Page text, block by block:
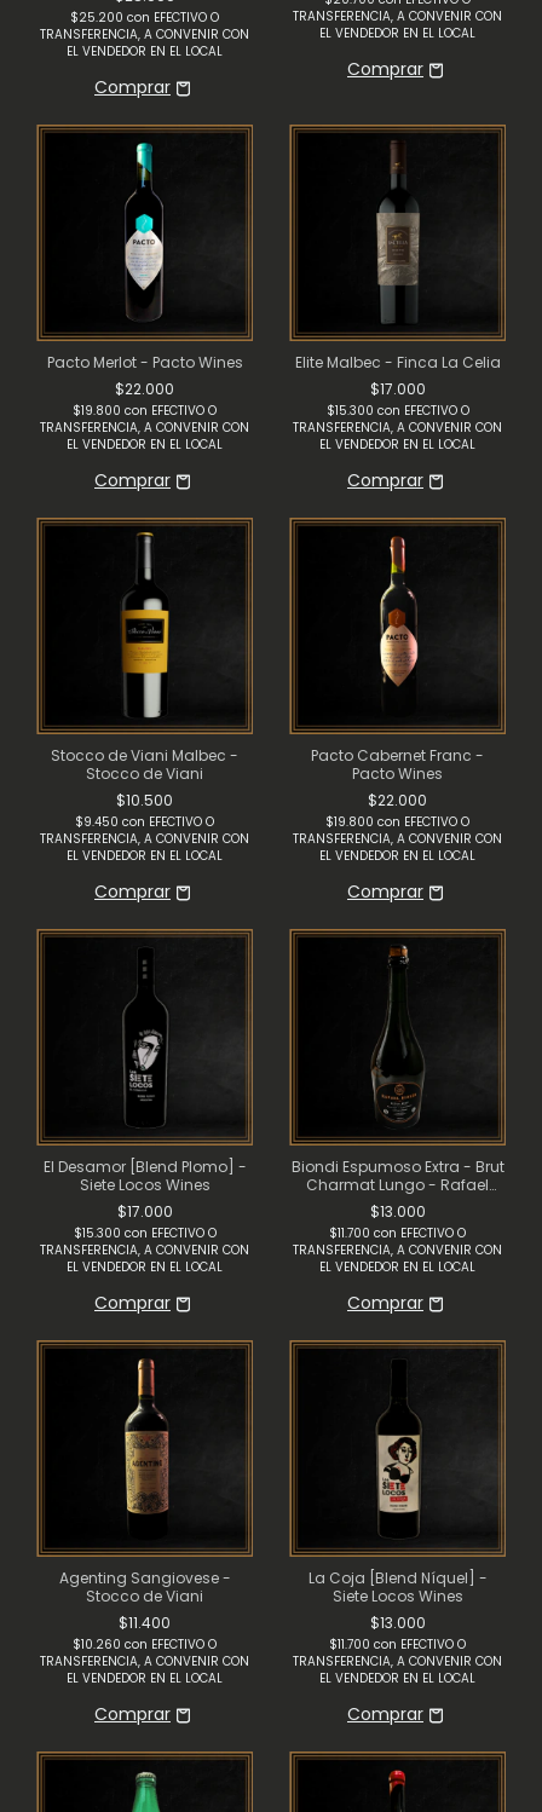
$25.200 con EFECTIVO O
TRANSFERENCIA, A CONVENIR CON
EL VENDEDOR EN EL LOCAL
TRANSFERENCIA, A CONVENIR CON
EL VENDEDOR EN EL LOCAL
Pacto Merlot - Pacto Wines
$22.000
$19.800 con EFECTIVO O
TRANSFERENCIA, A CONVENIR CON
EL VENDEDOR EN EL LOCAL
Elite Malbec - Finca La Celia
$17.000
$15.300 con EFECTIVO O
TRANSFERENCIA, A CONVENIR CON
EL VENDEDOR EN EL LOCAL
Stocco de Viani Malbec -
Stocco de Viani
$10.500
$9.450 con EFECTIVO O
TRANSFERENCIA, A CONVENIR CON
EL VENDEDOR EN EL LOCAL
Pacto Cabernet Franc -
Pacto Wines
$22.000
$19.800 con EFECTIVO O
TRANSFERENCIA, A CONVENIR CON
EL VENDEDOR EN EL LOCAL
El Desamor [Blend Plomo] -
Siete Locos Wines
$17.000
$15.300 con EFECTIVO O
TRANSFERENCIA, A CONVENIR CON
EL VENDEDOR EN EL LOCAL
Biondi Espumoso Extra - Brut
Charmat Lungo - Rafael
Biondi
$13.000
$11.700 con EFECTIVO O
TRANSFERENCIA, A CONVENIR CON
EL VENDEDOR EN EL LOCAL
Agenting Sangiovese -
Stocco de Viani
$11.400
$10.260 con EFECTIVO O
TRANSFERENCIA, A CONVENIR CON
EL VENDEDOR EN EL LOCAL
La Coja [Blend Níquel] -
Siete Locos Wines
$13.000
$11.700 con EFECTIVO O
TRANSFERENCIA, A CONVENIR CON
EL VENDEDOR EN EL LOCAL